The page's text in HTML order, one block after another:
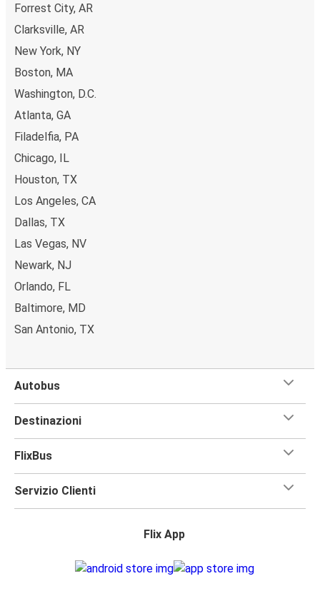
Forrest City, AR
Clarksville, AR
New York, NY
Boston, MA
Washington, D.C.
Atlanta, GA
Filadelfia, PA
Chicago, IL
Houston, TX
Los Angeles, CA
Dallas, TX
Las Vegas, NV
Newark, NJ
Orlando, FL
Baltimore, MD
San Antonio, TX
Autobus
Destinazioni
FlixBus
Servizio Clienti
Flix App